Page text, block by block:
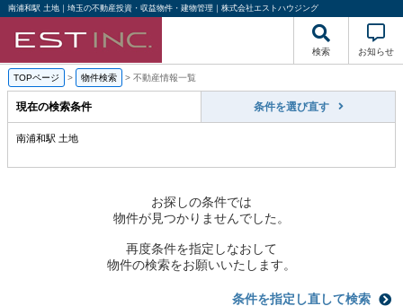
南浦和駅 土地｜埼玉の不動産投資・収益物件・建物管理｜株式会社エストハウジング
検索 お知らせ
TOPページ > 物件検索 > 不動産情報一覧
現在の検索条件 条件を選び直す
南浦和駅 土地
お探しの条件では
物件が見つかりませんでした。
再度条件を指定しなおして
物件の検索をお願いいたします。
条件を指定し直して検索